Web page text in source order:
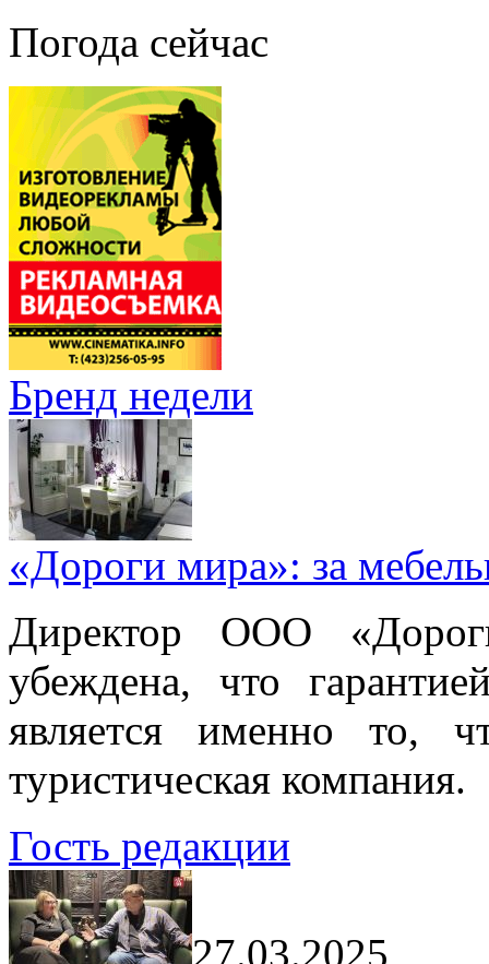
Погода сейчас
Бренд недели
«Дороги мира»: за
Директор ООО
убеждена, что
является именно то,
туристическая компания.
Гость редакции
27.03.2025